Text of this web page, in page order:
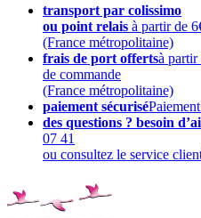
transport par colissimo
ou point relais à partir de
(France métropolitaine)
frais de port offertsà partir
de commande
(France métropolitaine)
paiement sécurisé
des questions ? besoin
07 41
ou consultez le service